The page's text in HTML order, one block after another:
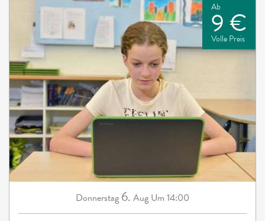
Ab
9 €
Volle Preis
Donnerstag 6. Aug Um 14:00